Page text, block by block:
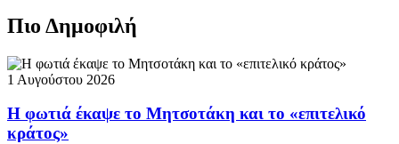
Πιο Δημοφιλή
1 Αυγούστου 2026
Η φωτιά έκαψε το Μητσοτάκη και το «επιτελικό
κράτος»